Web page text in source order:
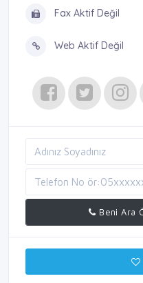
Fax Aktif Değil
Web Aktif Değil
Beni Ara